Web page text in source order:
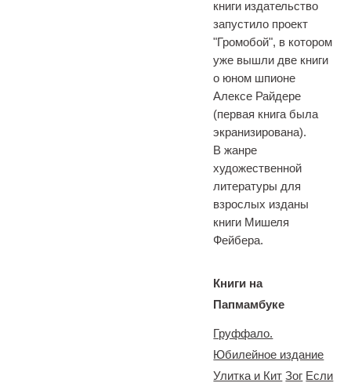
книги издательство
запустило проект
"Громобой", в котором
уже вышли две книги
о юном шпионе
Алексе Райдере
(первая книга была
экранизирована).
В жанре
художественной
литературы для
взрослых изданы
книги Мишеля
Фейбера.
Книги на
Папмамбуке
Груффало.
Юбилейное издание
Улитка и Кит Зог Если